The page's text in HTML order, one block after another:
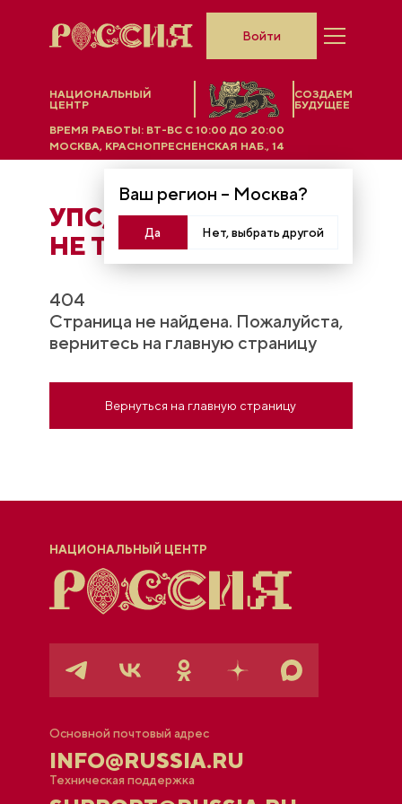
НАЦИОНАЛЬНЫЙ
ЦЕНТР
СОЗДАЕМ
БУДУЩЕЕ
Ваш регион – Москва?
Да Нет, выбрать другой
ВРЕМЯ РАБОТЫ: ВТ-ВС C 10:00 ДО 20:00
МОСКВА, КРАСНОПРЕСНЕНСКАЯ НАБ., 14
Войти
УПС, ЧТO-ТО ПОШЛО
НЕ ТАК...
404
Страница не найдена. Пожалуйста,
вернитесь на главную страницу
Вернуться на главную страницу
НАЦИОНАЛЬНЫЙ ЦЕНТР
Основной почтовый адрес
INFO@RUSSIA.RU
Техническая поддержка